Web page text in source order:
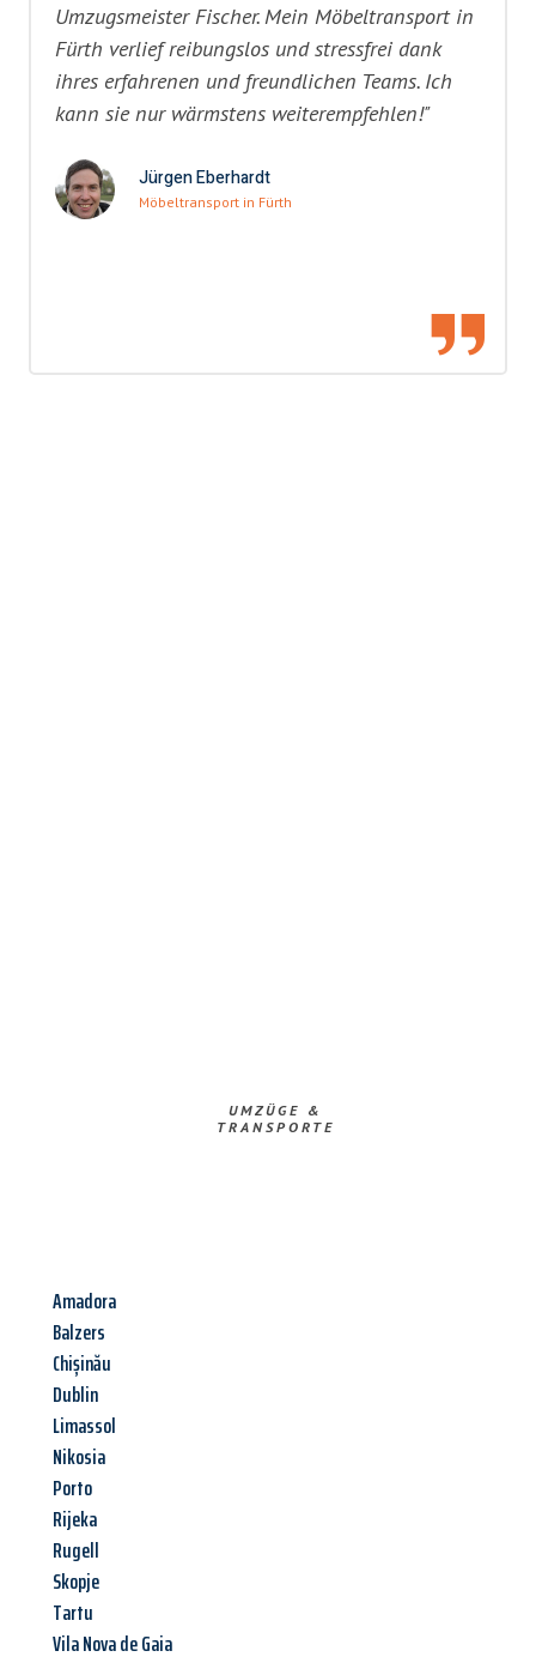
Umzugsmeister Fischer. Mein Möbeltransport in
Fürth verlief reibungslos und stressfrei dank
ihres erfahrenen und freundlichen Teams. Ich
kann sie nur wärmstens weiterempfehlen!"
Jürgen Eberhardt
Möbeltransport in Fürth
UMZÜGE &
TRANSPORTE
Amadora
Balzers
Chișinău
Dublin
Limassol
Nikosia
Porto
Rijeka
Rugell
Skopje
Tartu
Vila Nova de Gaia